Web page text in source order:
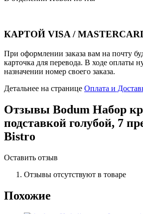
КАРТОЙ VISA /
При оформлении заказа вам на почту
карточка для перевода. В ходе оплаты
назначении номер своего заказа.
Детальнее на странице Оплата и
Отзывы Bodum Набор
подставкой голубой, 7
Bistro
Оставить отзыв
Отзывы отсутствуют в товаре
Похожие